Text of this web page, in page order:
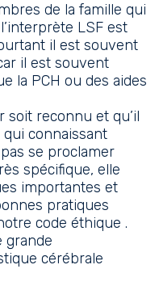
de la famille qui
LSF est
il est souvent
il est souvent
la PCH ou des aides
reconnu et qu’il
qui connaissant
se proclamer
spécifique, elle
importantes et
pratiques
code éthique .
grande
cérébrale